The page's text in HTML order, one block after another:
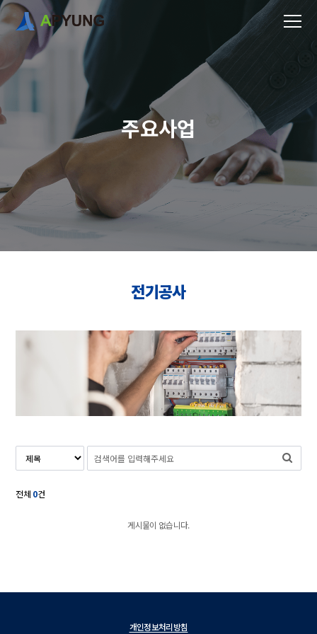
주요사업
전기공사
전체 0건
게시물이 없습니다.
개인정보처리방침